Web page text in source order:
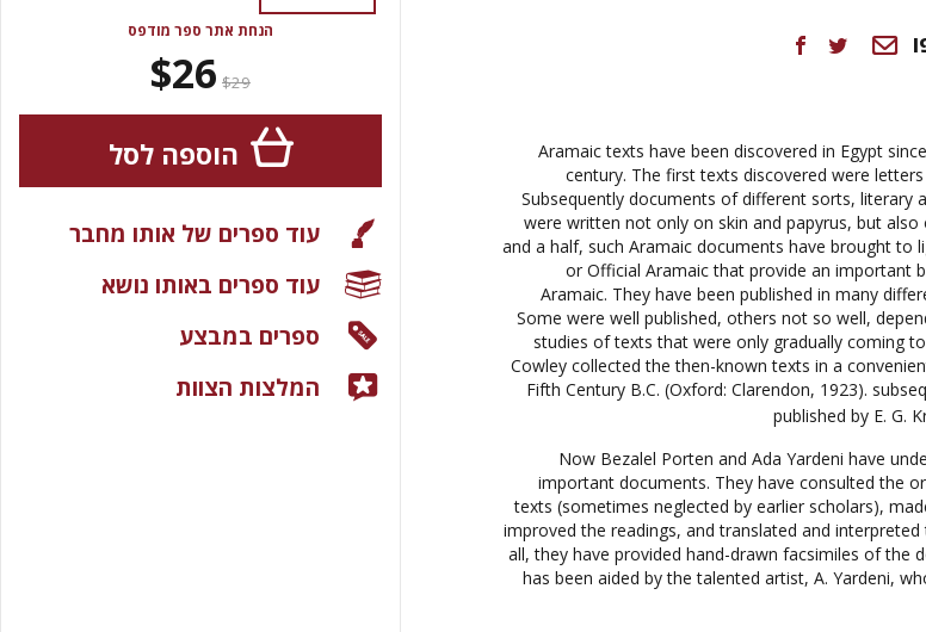
Aramaic texts have been discovered in Egypt
century. The first texts discovered were
Subsequently documents of different sorts, literary
were written not only on skin and papyrus, but
and a half, such Aramaic documents have brought to
or Official Aramaic that provide an important
Aramaic. They have been published in many
Some were well published, others not so well,
studies of texts that were only gradually coming
Cowley collected the then-known texts in a
Fifth Century B.C. (Oxford: Clarendon, 1923).
published by E. G.
Now Bezalel Porten and Ada Yardeni have
important documents. They have consulted the
texts (sometimes neglected by earlier scholars),
improved the readings, and translated and
all, they have provided hand-drawn facsimiles of the
has been aided by the talented artist, A. Yardeni,
הנחת אתר ספר מודפס
$29
$26
הוספה לסל
עוד ספרים של אותו מחבר
עוד ספרים באותו נושא
ספרים במבצע
המלצות הצוות